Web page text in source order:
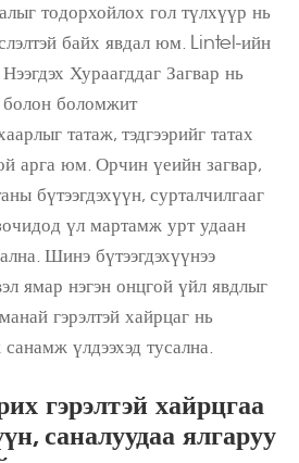
тодорхойлох гол түлхүүр нь
байх явдал юм. Lintel-ийн
Хураагддаг Загвар нь
боломжит
татаж, тэдгээрийг татах
арга юм. Орчин үеийн загвар,
бүтээгдэхүүн, сурталчилгааг
үл мартамж урт удаан
Шинэ бүтээгдэхүүнээ
ямар нэгэн онцгой үйл явдлыг
гэрэлтэй хайрцаг нь
үлдээхэд тусална.
гэрэлтэй хайрцгаа
саналуудаа ялгаруу